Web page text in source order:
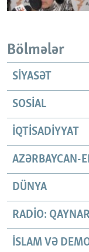
Bölmələr
SIYASƏT
SOSIAL
İQTISADIYYAT
AZƏRBAYCAN-
DÜNYA
RADIO:
İSLAM VƏ